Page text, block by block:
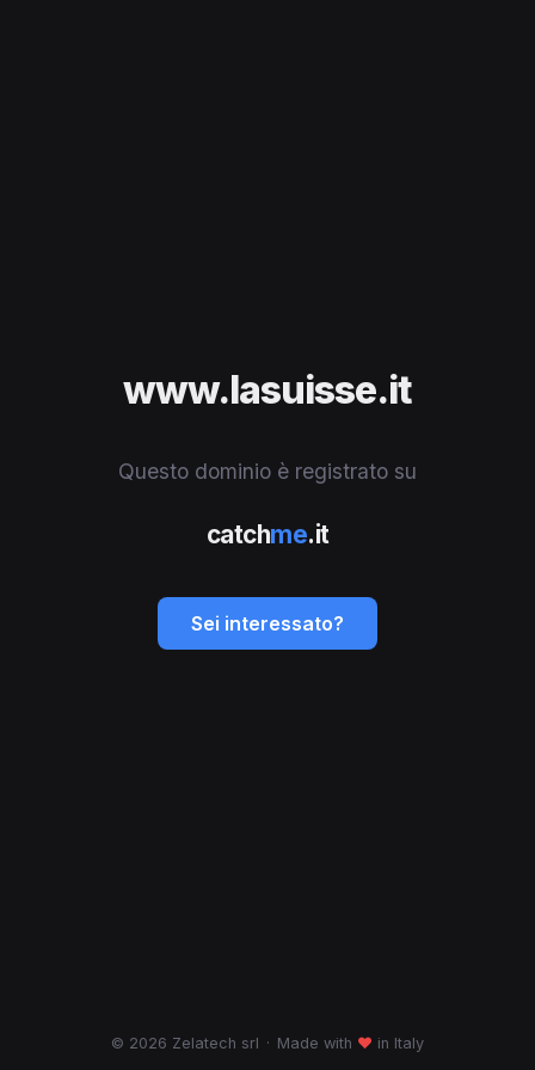
www.lasuisse.it
Questo dominio è registrato su
catchme.it
Sei interessato?
© 2026 Zelatech srl · Made with ♥ in Italy